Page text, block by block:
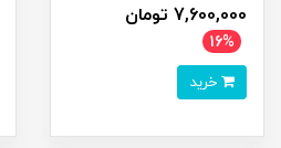
7,600,000 تومان
16%